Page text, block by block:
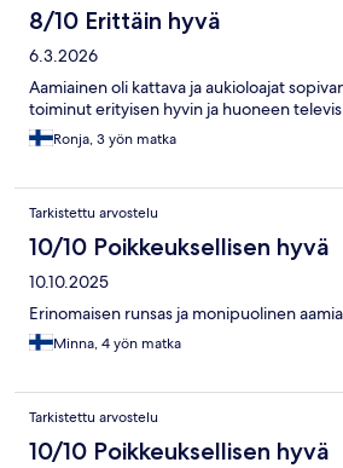
8/10 Erittäin hyvä
6.3.2026
Aamiainen oli kattava ja aukioloajat
toiminut erityisen hyvin ja huoneen
Ronja, 3 yön matka
Tarkistettu arvostelu
10/10 Poikkeuksellisen hyvä
10.10.2025
Erinomaisen runsas ja monipuolinen
Minna, 4 yön matka
Tarkistettu arvostelu
10/10 Poikkeuksellisen hyvä